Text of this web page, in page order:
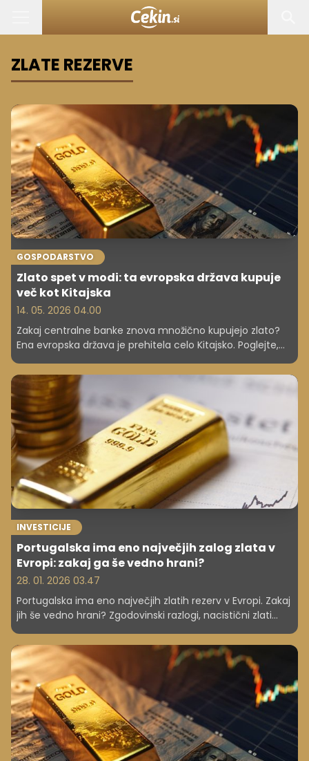
ZLATE REZERVE
GOSPODARSTVO
Zlato spet v modi: ta evropska država kupuje
več kot Kitajska
14. 05. 2026 04.00
Zakaj centralne banke znova množično kupujejo zlato?
Ena evropska država je prehitela celo Kitajsko. Poglejte,
kdo kopiči zlato in kaj to pomeni za prihodnost denarja.
INVESTICIJE
Portugalska ima eno največjih zalog zlata v
Evropi: zakaj ga še vedno hrani?
28. 01. 2026 03.47
Portugalska ima eno največjih zlatih rezerv v Evropi. Zakaj
jih še vedno hrani? Zgodovinski razlogi, nacistični zlati
tokovi in sodobni finančni interesi.